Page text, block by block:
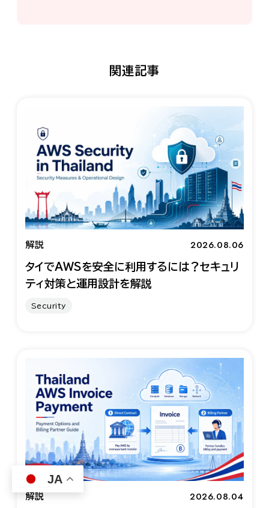
JA
関連記事
解説 2026.08.06
タイでAWSを安全に利用するには？セキュリ
ティ対策と運用設計を解説
Security
解説 2026.08.04